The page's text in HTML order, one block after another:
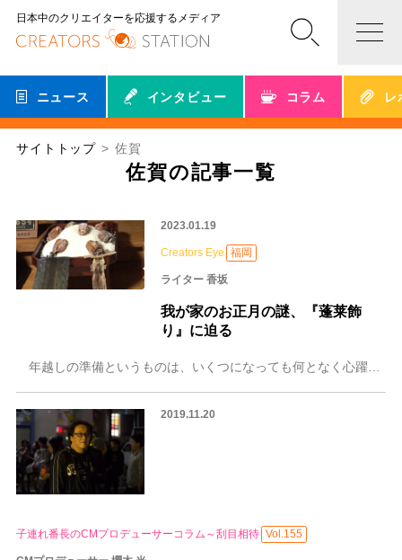
日本中のクリエイターを応援するメディア
ニュース インタビュー コラム レ
サイトトップ 佐賀
佐賀の記事一覧
2023.01.19
Creators Eye 福岡
ライター 香坂
我が家のお正月の謎、『蓬莱飾
り』に迫る
2019.11.20
子連れ番長のCMプロデューサーコラム～刮目相待 Vol.155